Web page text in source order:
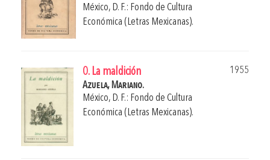
México, D. F.: Fondo de Cultura
Económica (Letras Mexicanas).
0. La maldición
1955
Azuela, Mariano.
México, D. F.: Fondo de Cultura
Económica (Letras Mexicanas).